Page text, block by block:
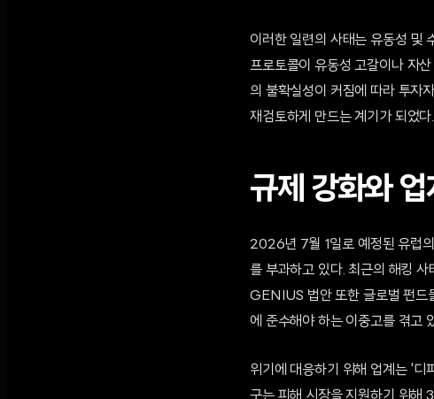
이러한 일련의 사태는 유동성 및
프로토콜이 유동성 고갈이나 자
의 불확실성이 커짐에 따라 투자
재검토하게 만드는 계기가 되었다.
규제 강화와
2026년 7월 1일로 예정된 유럽
를 부과하고 있다. 최근의 해킹
GENIUS 법안 또한 글로벌 펀드
에 준수해야 하는 이중고를 겪고
위기에 대응하기 위해 업계는 '